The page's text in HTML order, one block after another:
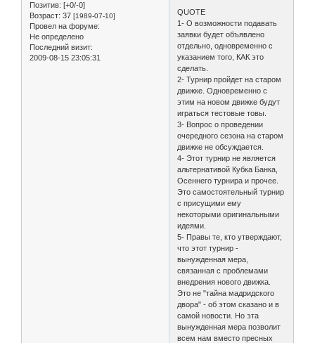
Позитив: [+0/-0]
Возраст: 37 [1989-07-10]
Провел на форуме:
Не определено
Последний визит:
2009-08-15 23:05:31
QUOTE
1- О возможности подавать
заявки будет объявлено
отдельно, одновременно с
указанием того, КАК это
сделать.
2- Турнир пройдет на старом
движке. Одновременно с
этим на новом движке будут
играться тестовые товы.
3- Вопрос о проведении
очередного сезона на старом
движке не обсуждается.
4- Этот турнир не является
альтернативой Кубка Банка,
Осеннего турнира и прочее.
Это самостоятельный турнир
с присущими ему
некоторыми оригинальными
идеями.
5- Правы те, кто утверждают,
что этот турнир -
вынужденная мера,
связанная с проблемами
внедрения нового движка.
Это не "тайна мадридского
двора" - об этом сказано и в
самой новости. Но эта
вынужденная мера позволит
всем нам вместо пресных